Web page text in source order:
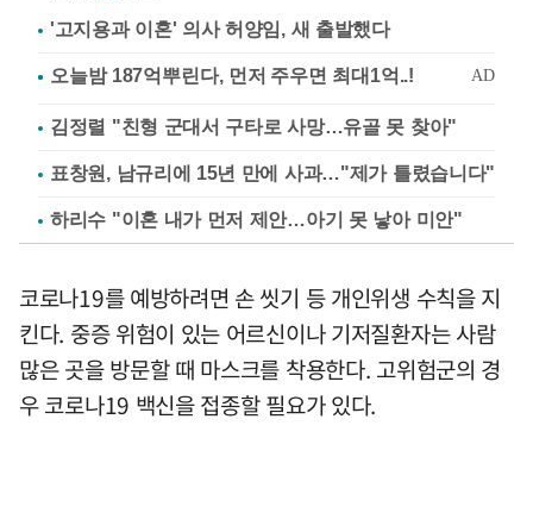
'고지용과 이혼' 의사 허양임, 새 출발했다
김정렬 "친형 군대서 구타로 사망…유골 못 찾아"
표창원, 남규리에 15년 만에 사과…"제가 틀렸습니다"
하리수 "이혼 내가 먼저 제안…아기 못 낳아 미안"
코로나19를 예방하려면 손 씻기 등 개인위생 수칙을 지
킨다. 중증 위험이 있는 어르신이나 기저질환자는 사람
많은 곳을 방문할 때 마스크를 착용한다. 고위험군의 경
우 코로나19 백신을 접종할 필요가 있다.